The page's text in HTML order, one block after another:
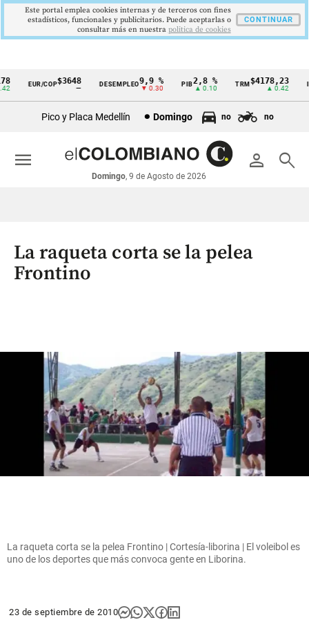
Cintillo
económicos
Colombia
EUR/COP$3648 DESEMPLEO 9,9 %
▼ 0.30
PIB2,8 %
▲ 0.10
TRM$4178,23
▲ 0.42
Pico y Placa Medellín Domingo no no
person search
Domingo, 9 de Agosto de 2026
menu
La raqueta corta se la pelea
Frontino
La raqueta corta se la pelea Frontino | Cortesía-liborina | El voleibol es
uno de los deportes que más convoca gente en Liborina.
23 de septiembre de 2010
Este portal emplea cookies internas y de terceros con fines
estadísticos, funcionales y publicitarios. Puede aceptarlas o
consultar más en nuestra politica de cookies
CONTINUAR